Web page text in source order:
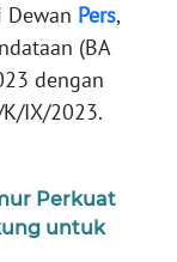
Pers,
(BA
dengan
IX/2023.
Perkuat
untuk